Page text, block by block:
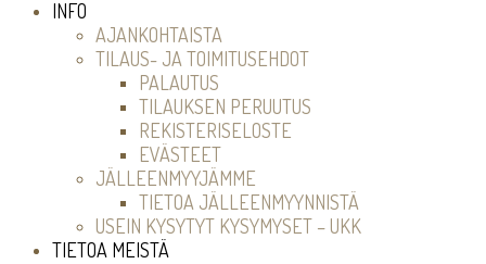
INFO
AJANKOHTAISTA
TILAUS- JA TOIMITUSEHDOT
PALAUTUS
TILAUKSEN PERUUTUS
REKISTERISELOSTE
EVÄSTEET
JÄLLEENMYYJÄMME
TIETOA JÄLLEENMYYNNISTÄ
USEIN KYSYTYT KYSYMYSET – UKK
TIETOA MEISTÄ